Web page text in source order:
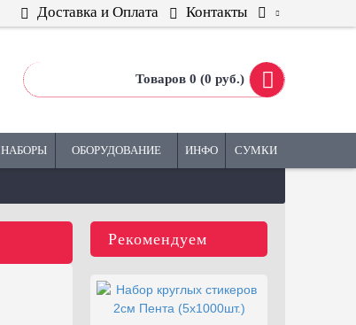
Доставка и Оплата Контакты
Товаров 0 (0 руб.)
НАБОРЫ ОБОРУДОВАНИЕ ИНФО СУМКИ
Рекомендуем